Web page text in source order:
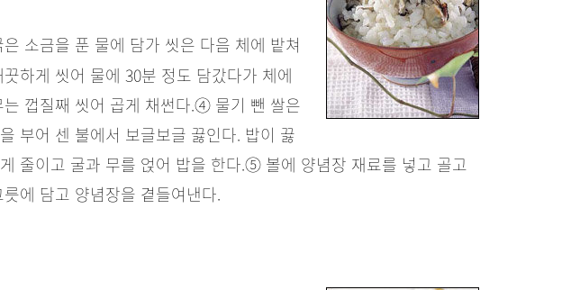
소금을 푼 물에 담가 씻은 다음 체에 밭쳐
하게 씻어 물에 30분 정도 담갔다가 체에
껍질째 씻어 곱게 채썬다.④ 물기 뺀 쌀은
부어 센 불에서 보글보글 끓인다. 밥이 끓
줄이고 굴과 무를 얹어 밥을 한다.⑤ 볼에 양념장 재료를 넣고 골고
에 담고 양념장을 곁들여낸다.